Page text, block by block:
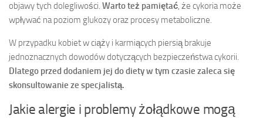
objawy tych dolegliwości. Warto też pamiętać, że cykoria może
wpływać na poziom glukozy oraz procesy metaboliczne.
W przypadku kobiet w ciąży i karmiących piersią brakuje
jednoznacznych dowodów dotyczących bezpieczeństwa cykorii.
Dlatego przed dodaniem jej do diety w tym czasie zaleca się
skonsultowanie ze specjalistą.
Jakie alergie i problemy żołądkowe mogą